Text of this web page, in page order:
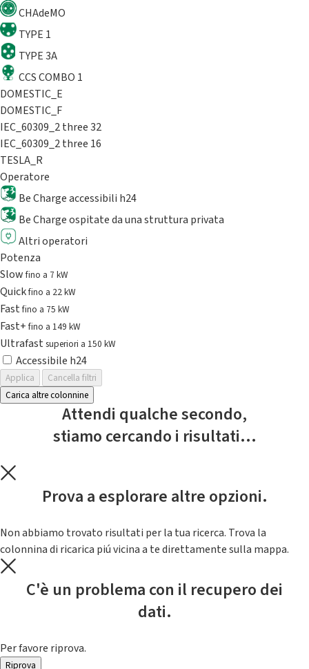
CHAdeMO
TYPE 1
TYPE 3A
CCS COMBO 1
DOMESTIC_E
DOMESTIC_F
IEC_60309_2 three 32
IEC_60309_2 three 16
TESLA_R
Operatore
Be Charge accessibili h24
Be Charge ospitate da una struttura privata
Altri operatori
Potenza
Slowfino a 7 kW
Quickfino a 22 kW
Fastfino a 75 kW
Fast+fino a 149 kW
Ultrafast superiori a 150 kW
Accessibile h24
Applica
Cancella filtri
Carica altre colonnine
Attendi qualche secondo,
stiamo cercando i risultati...
Prova a esplorare altre opzioni.
Non abbiamo trovato risultati per la tua ricerca. Trova la
colonnina di ricarica piú vicina a te direttamente sulla mappa.
C'è un problema con il recupero dei
dati.
Per favore riprova.
Riprova